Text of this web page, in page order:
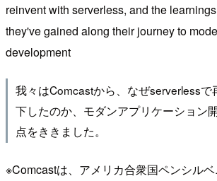
reinvent with serverless, and the
they've gained along their journey to
development
我々はComcastから、なぜserverlessで
下したのか、モダンアプリケーション
点をききました。
※Comcastは、アメリカ合衆国ペンシル